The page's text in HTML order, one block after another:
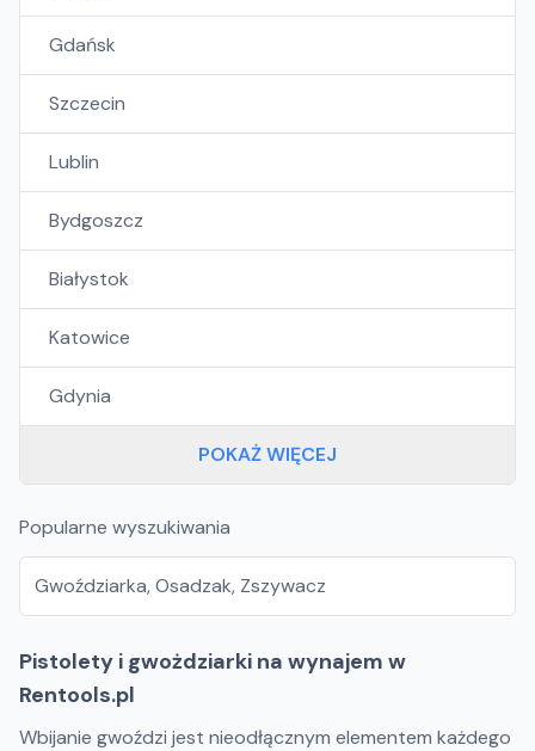
Gdańsk
Szczecin
Lublin
Bydgoszcz
Białystok
Katowice
Gdynia
POKAŻ WIĘCEJ
Popularne wyszukiwania
Gwoździarka,Osadzak, Zszywacz
Pistolety i gwożdziarki na wynajem w
Rentools.pl
Wbijanie gwoździ jest nieodłącznym elementem każdego